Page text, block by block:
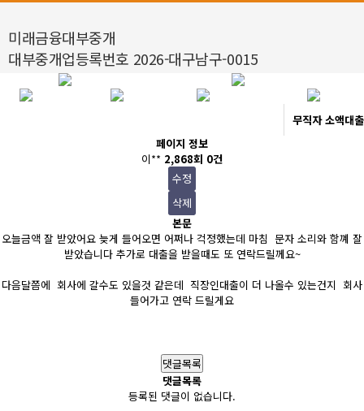
미래금융대부중개
대부중개업등록번호 2026-대구남구-0015
무직자 소액대출
페이지 정보
이** 2,868회 0건
수정
삭제
본문
오늘금액 잘 받았어요 늦게 들어오면 어쩌나 걱정했는데 마침 문자 소리와 함꼐 잘
받았습니다 추가로 대출을 받을때도 또 연락드릴께요~
다음달쯤에 회사에 갈수도 있을것 같은데 직장인대출이 더 나올수 있는건지 회사
들어가고 연락 드릴게요
댓글목록
댓글목록
등록된 댓글이 없습니다.